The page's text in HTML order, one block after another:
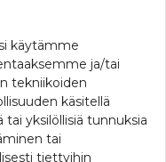
käytämme
ja/tai
tekniikoiden
käsitellä
yksilöllisiä tunnuksia
tai
tiettyihin